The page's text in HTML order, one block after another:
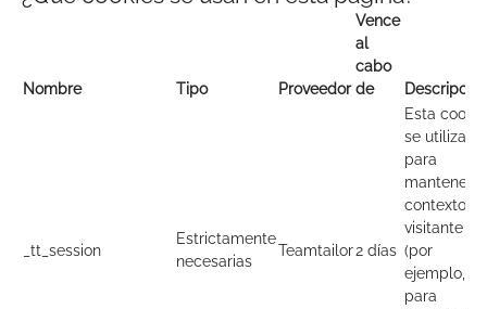
Nombre Tipo Proveedor
Vence
al
cabo
de
Descripción
_tt_session
Estrictamente
necesarias
Teamtailor2 días
Esta cookie
se utiliza
para
mantener
contexto
visitante
(por
ejemplo,
para